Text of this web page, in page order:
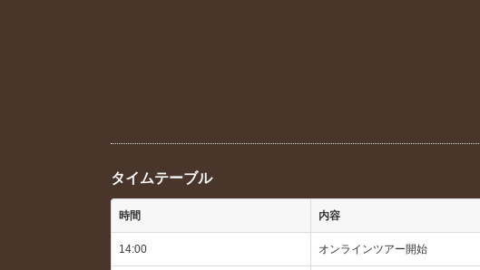
タイムテーブル
時間 内容
14:00 オンラインツアー開始